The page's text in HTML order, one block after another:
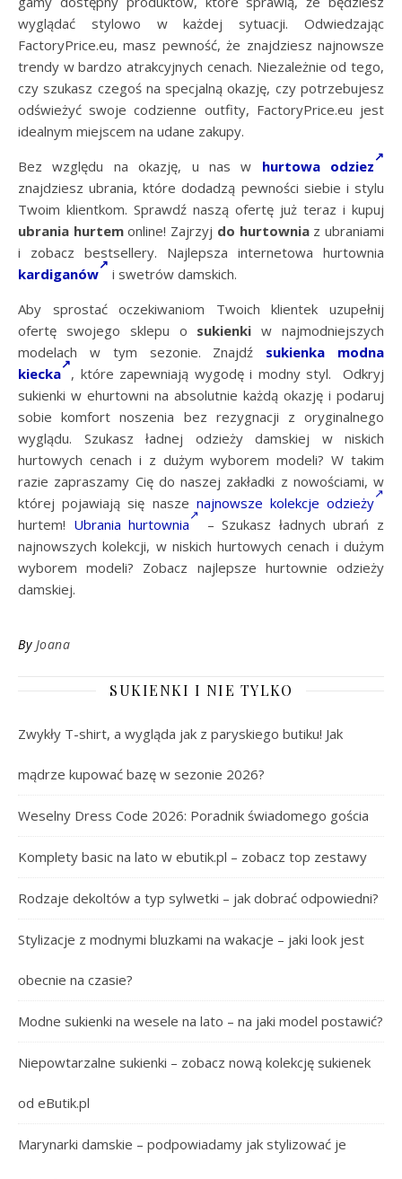
wyglądać stylowo w każdej sytuacji. Odwiedzając
FactoryPrice.eu, masz pewność, że znajdziesz najnowsze
trendy w bardzo atrakcyjnych cenach. Niezależnie od tego,
czy szukasz czegoś na specjalną okazję, czy potrzebujesz
odświeżyć swoje codzienne outfity, FactoryPrice.eu jest
idealnym miejscem na udane zakupy.
Bez względu na okazję, u nas w hurtowa odziez
znajdziesz ubrania, które dodadzą pewności siebie i stylu
Twoim klientkom. Sprawdź naszą ofertę już teraz i kupuj
ubrania hurtemonline! Zajrzyj do hurtowniaz ubraniami
i zobacz bestsellery. Najlepsza internetowa hurtownia
kardiganów
i swetrów damskich.
Aby sprostać oczekiwaniom Twoich klientek uzupełnij
ofertę swojego sklepu o sukienki w najmodniejszych
modelach w tym sezonie. Znajdź sukienka modna
kiecka , które zapewniają wygodę i modny styl. Odkryj
sukienki w ehurtowni na absolutnie każdą okazję i podaruj
sobie komfort noszenia bez rezygnacji z oryginalnego
wyglądu. Szukasz ładnej odzieży damskiej w niskich
hurtowych cenach i z dużym wyborem modeli? W takim
razie zapraszamy Cię do naszej zakładki z nowościami, w
której pojawiają się nasze najnowsze kolekcje odzieży
hurtem! Ubrania hurtownia
– Szukasz ładnych ubrań z
najnowszych kolekcji, w niskich hurtowych cenach i dużym
wyborem modeli? Zobacz najlepsze hurtownie odzieży
damskiej.
By Joana
SUKIENKI I NIE TYLKO
Zwykły T-shirt, a wygląda jak z paryskiego butiku! Jak
mądrze kupować bazę w sezonie 2026?
Weselny Dress Code 2026: Poradnik świadomego gościa
Komplety basic na lato w ebutik.pl – zobacz top zestawy
Rodzaje dekoltów a typ sylwetki – jak dobrać odpowiedni?
Stylizacje z modnymi bluzkami na wakacje – jaki look jest
obecnie na czasie?
Modne sukienki na wesele na lato – na jaki model postawić?
Niepowtarzalne sukienki – zobacz nową kolekcję sukienek
od eButik.pl
Marynarki damskie – podpowiadamy jak stylizować je